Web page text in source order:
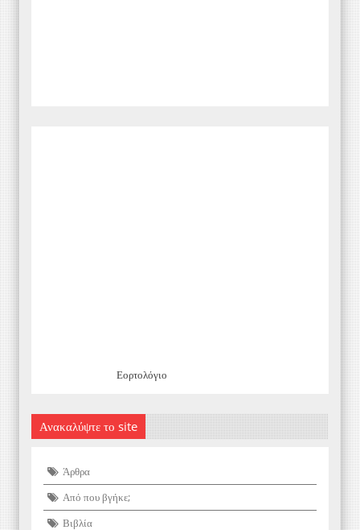
Εορτολόγιο
Ανακαλύψτε το site
Άρθρα
Από που βγήκε;
Βιβλία